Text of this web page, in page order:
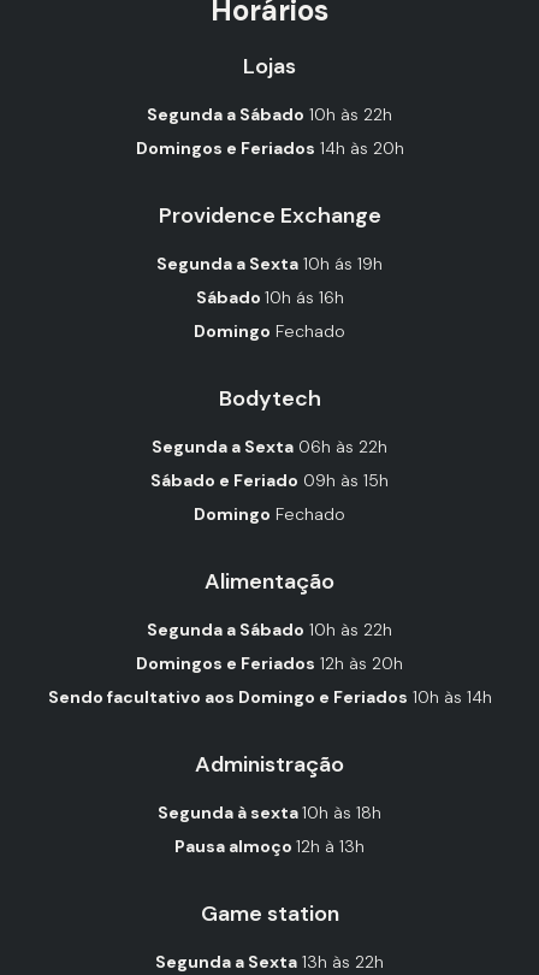
Horários
Lojas
Segunda a Sábado 10h às 22h
Domingos e Feriados 14h às 20h
Providence Exchange
Segunda a Sexta 10h ás 19h
Sábado 10h ás 16h
Domingo Fechado
Bodytech
Segunda a Sexta 06h às 22h
Sábado e Feriado 09h às 15h
Domingo Fechado
Alimentação
Segunda a Sábado 10h às 22h
Domingos e Feriados 12h às 20h
Sendo facultativo aos Domingo e Feriados 10h às 14h
Administração
Segunda à sexta10h às 18h
Pausa almoço 12h à 13h
Game station
Segunda a Sexta 13h às 22h